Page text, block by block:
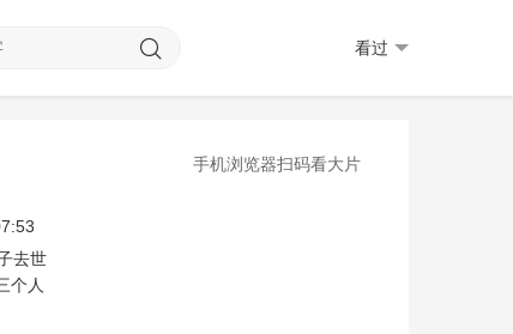
看过
去世
个人
手机浏览器扫码看大片